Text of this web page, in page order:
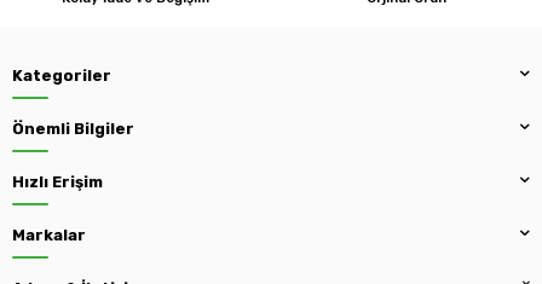
Kategoriler
Önemli Bilgiler
Hızlı Erişim
Markalar